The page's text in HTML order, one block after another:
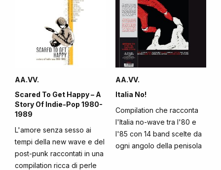
AA.VV.
Scared To Get Happy – A
Story Of Indie-Pop 1980-
1989
L'amore senza sesso ai
tempi della new wave e del
post-punk raccontati in una
compilation ricca di perle
AA.VV.
Italia No!
Compilation che racconta
l'Italia no-wave tra l'80 e
l'85 con 14 band scelte da
ogni angolo della penisola